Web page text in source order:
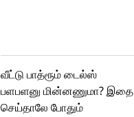
வீட்டு பாத்ரூம் டைல்ஸ்
பளபளனு மின்னணுமா? இதை
செய்தாலே போதும்